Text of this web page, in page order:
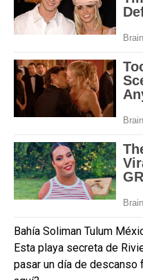
Bahía Soliman Tulum
Esta playa secreta de
pasar un día de descanso